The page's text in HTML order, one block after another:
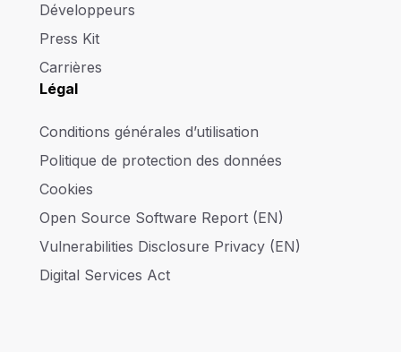
Développeurs
Press Kit
Carrières
Légal
Conditions générales d’utilisation
Politique de protection des données
Cookies
Open Source Software Report (EN)
Vulnerabilities Disclosure Privacy (EN)
Digital Services Act